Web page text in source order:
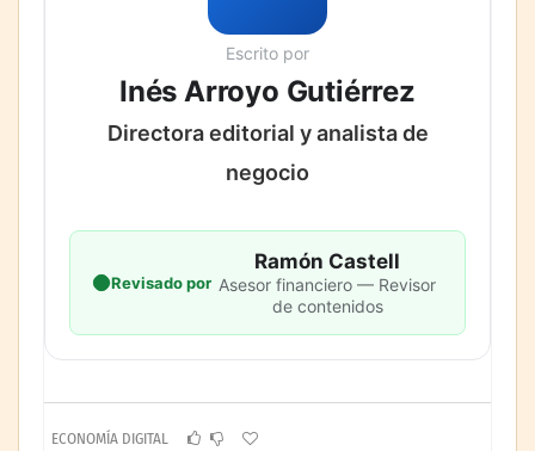
Escrito por
Inés Arroyo Gutiérrez
Directora editorial y analista de
negocio
Revisado por
Ramón Castell
Asesor financiero — Revisor
de contenidos
ECONOMÍA DIGITAL